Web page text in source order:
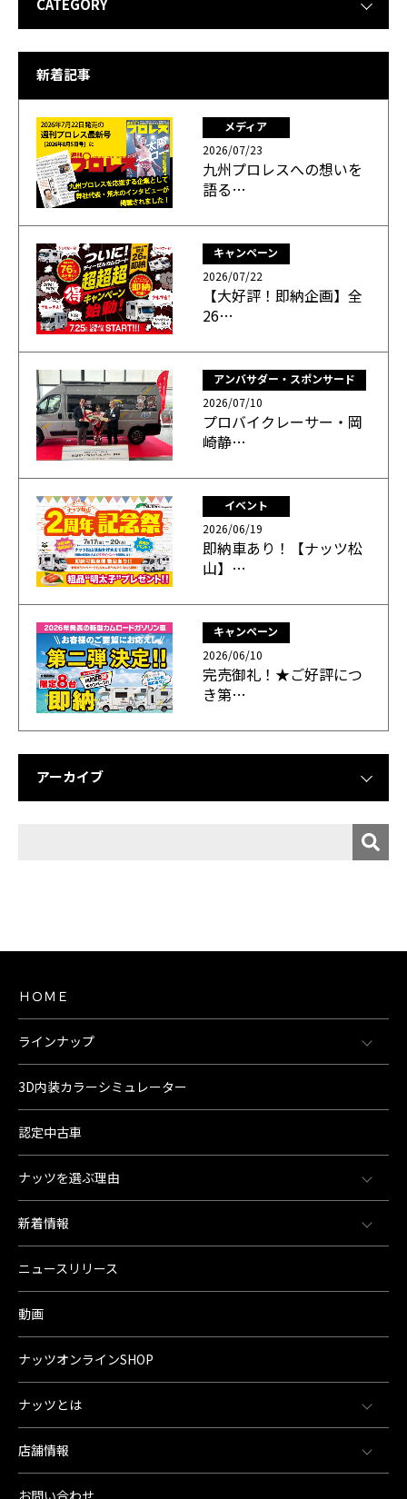
新着記事
メディア
2026/07/23
九州プロレスへの想いを
語る…
キャンペーン
2026/07/22
【大好評！即納企画】全
26…
アンバサダー・スポンサード
2026/07/10
プロバイクレーサー・岡
崎静…
イベント
2026/06/19
即納車あり！【ナッツ松
山】…
キャンペーン
2026/06/10
完売御礼！★ご好評につ
き第…
アーカイブ
ＨＯＭＥ
ラインナップ
3D内装カラーシミュレーター
認定中古車
ナッツを選ぶ理由
新着情報
ニュースリリース
動画
ナッツオンラインSHOP
ナッツとは
店舗情報
お問い合わせ